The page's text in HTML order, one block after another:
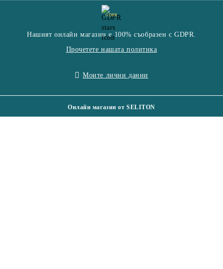
GDPR
Нашият онлайн магазин е 100% съобразен с GDPR.
Прочетете нашата политика
Моите лични данни
Онлайн магазин от SELITON